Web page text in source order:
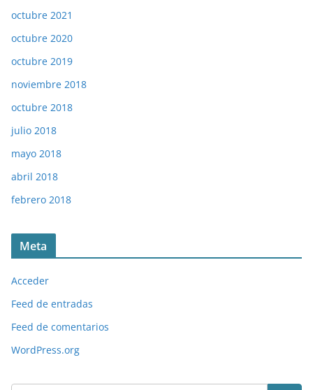
octubre 2021
octubre 2020
octubre 2019
noviembre 2018
octubre 2018
julio 2018
mayo 2018
abril 2018
febrero 2018
Meta
Acceder
Feed de entradas
Feed de comentarios
WordPress.org